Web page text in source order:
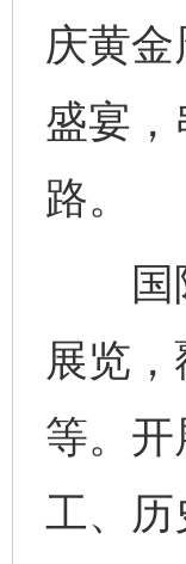
庆黄
盛宴
路。
国际
展览
等。
工、历